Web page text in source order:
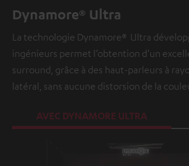
Dynamore® Ultra
La technologie Dynamore® Ultra
ingénieurs permet l’obtention d’un
surround, grâce à des haut-parleurs à
latéral, sans aucune distorsion de la
AVEC DYNAMORE ULTRA